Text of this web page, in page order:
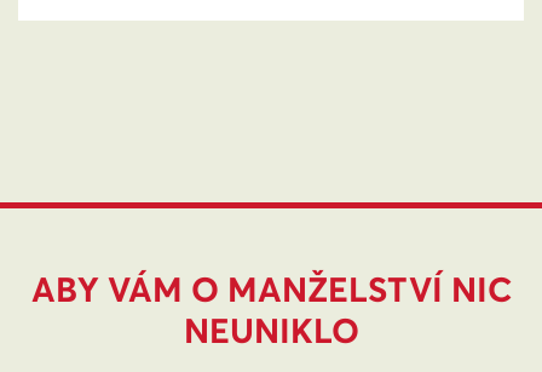
ABY VÁM O MANŽELSTVÍ NIC
NEUNIKLO